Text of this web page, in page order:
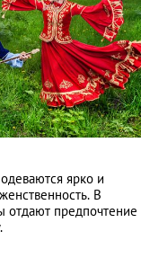
ярко и
В
отдают предпочтение